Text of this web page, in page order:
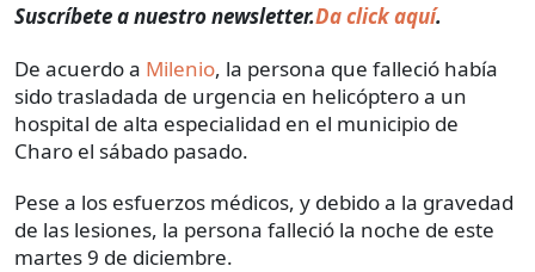
Suscríbete a nuestro newsletter.Da click aquí.
De acuerdo a Milenio, la persona que falleció había
sido trasladada de urgencia en helicóptero a un
hospital de alta especialidad en el municipio de
Charo el sábado pasado.
Pese a los esfuerzos médicos, y debido a la gravedad
de las lesiones, la persona falleció la noche de este
martes 9 de diciembre.